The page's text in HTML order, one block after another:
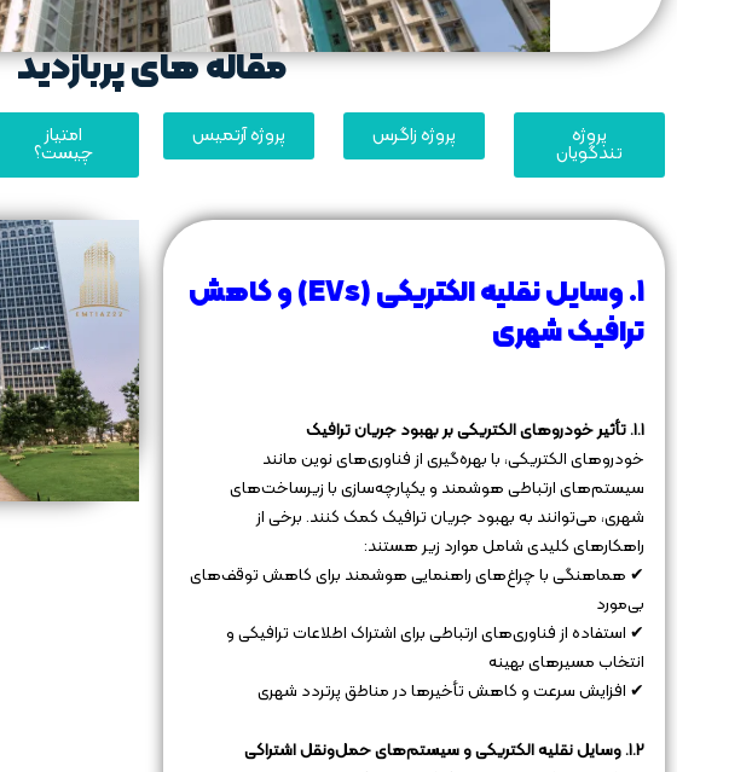
مقاله های پربازدید
پروژه
تندگویان
پروژه زاگرس پروژه آرتمیس امتیاز
چیست؟
۱. وسایل نقلیه الکتریکی (EVs) و کاهش
ترافیک شهری
۱.۱. تأثیر خودروهای الکتریکی بر بهبود جریان ترافیک
خودروهای الکتریکی، با بهره‌گیری از فناوری‌های نوین مانند
سیستم‌های ارتباطی هوشمند و یکپارچه‌سازی با زیرساخت‌های
شهری، می‌توانند به بهبود جریان ترافیک کمک کنند. برخی از
راهکارهای کلیدی شامل موارد زیر هستند:
✔ هماهنگی با چراغ‌های راهنمایی هوشمند برای کاهش توقف‌های
بی‌مورد
✔ استفاده از فناوری‌های ارتباطی برای اشتراک اطلاعات ترافیکی و
انتخاب مسیرهای بهینه
✔ افزایش سرعت و کاهش تأخیرها در مناطق پرتردد شهری
۱.۲. وسایل نقلیه الکتریکی و سیستم‌های حمل‌ونقل اشتراکی